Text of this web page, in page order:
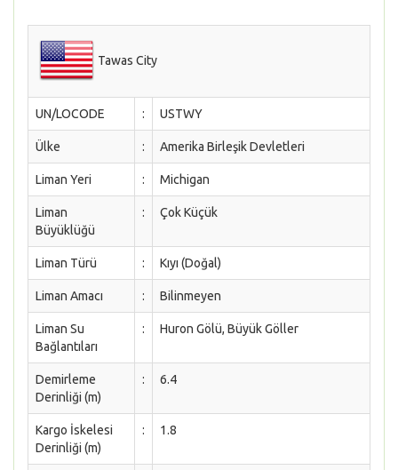
Tawas City
UN/LOCODE : USTWY
Ülke : Amerika Birleşik Devletleri
Liman Yeri : Michigan
Liman
Büyüklüğü
: Çok Küçük
Liman Türü : Kıyı (Doğal)
Liman Amacı : Bilinmeyen
Liman Su
Bağlantıları
: Huron Gölü, Büyük Göller
Demirleme
Derinliği (m)
: 6.4
Kargo İskelesi
Derinliği (m)
: 1.8